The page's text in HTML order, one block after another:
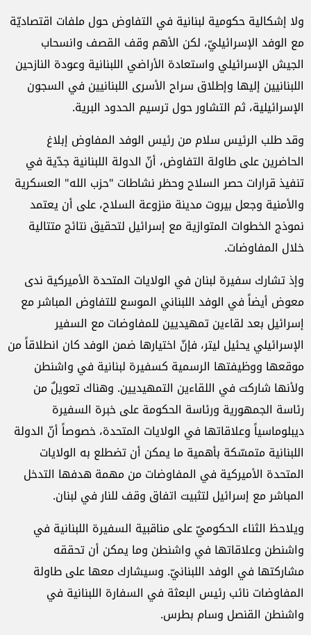
ولا إشكالية حكومية لبنانية في التفاوض حول ملفات اقتصاديّة
مع الوفد الإسرائيليّ، لكن الأهم وقف القصف وانسحاب
الجيش الإسرائيلي واستعادة الأراضي اللبنانية وعودة النازحين
اللبنانيين إليها وإطلاق سراح الأسرى اللبنانيين في السجون
الإسرائيلية، ثم التشاور حول ترسيم الحدود البرية.
وقد طلب الرئيس سلام من رئيس الوفد المفاوض إبلاغ
الحاضرين على طاولة التفاوض، أنّ الدولة اللبنانية جدّية في
تنفيذ قرارات حصر السلاح وحظر نشاطات "حزب الله" العسكرية
والأمنية وجعل بيروت مدينة منزوعة السلاح، على أن يعتمد
نموذج الخطوات المتوازية مع إسرائيل لتحقيق نتائج متتالية
خلال المفاوضات.
وإذ تشارك سفيرة لبنان في الولايات المتحدة الأميركية ندى
معوض أيضاً في الوفد اللبناني الموسع للتفاوض المباشر مع
إسرائيل بعد لقاءين تمهيديين للمفاوضات مع السفير
الإسرائيلي يحئيل ليتر، فإنّ اختيارها ضمن الوفد كان انطلاقاً من
موقعها ووظيفتها الرسمية كسفيرة لبنانية في واشنطن
ولأنها شاركت في اللقاءين التمهيديين. وهناك تعويلٌ من
رئاسة الجمهورية ورئاسة الحكومة على خبرة السفيرة
ديبلوماسياً وعلاقاتها في الولايات المتحدة، خصوصاً أنّ الدولة
اللبنانية متمسّكة بأهمية ما يمكن أن تضطلع به الولايات
المتحدة الأميركية في المفاوضات من مهمة هدفها التدخل
المباشر مع إسرائيل لتثبيت اتفاق وقف للنار في لبنان.
ويلاحظ الثناء الحكوميّ على مناقبية السفيرة اللبنانية في
واشنطن وعلاقاتها في واشنطن وما يمكن أن تحققه
مشاركتها في الوفد اللبنانيّ. وسيشارك معها على طاولة
المفاوضات نائب رئيس البعثة في السفارة اللبنانية في
واشنطن القنصل وسام بطرس.